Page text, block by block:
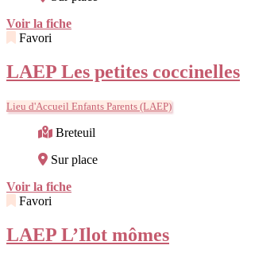
Voir la fiche
Favori
LAEP Les petites coccinelles
Lieu d'Accueil Enfants Parents (LAEP)
Breteuil
Sur place
Voir la fiche
Favori
LAEP L’Ilot mômes